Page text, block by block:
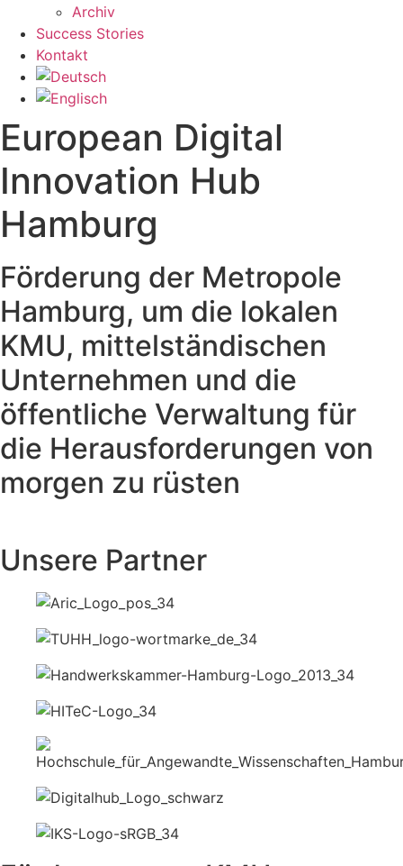
Archiv
Success Stories
Kontakt
European Digital
Innovation Hub
Hamburg
Förderung der Metropole
Hamburg, um die lokalen
KMU, mittelständischen
Unternehmen und die
öffentliche Verwaltung für
die Herausforderungen von
morgen zu rüsten
Unsere Partner